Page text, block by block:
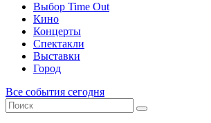
Выбор Time Out
Кино
Концерты
Спектакли
Выставки
Город
Все события сегодня